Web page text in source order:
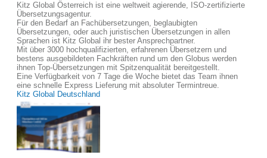
Kitz Global Österreich ist eine weltweit agierende, ISO-zertifizierte
Übersetzungsagentur.
Für den Bedarf an Fachübersetzungen, beglaubigten
Übersetzungen, oder auch juristischen Übersetzungen in allen
Sprachen ist Kitz Global ihr bester Ansprechpartner.
Mit über 3000 hochqualifizierten, erfahrenen Übersetzern und
bestens ausgebildeten Fachkräften rund um den Globus werden
ihnen Top-Übersetzungen mit Spitzenqualität bereitgestellt.
Eine Verfügbarkeit von 7 Tage die Woche bietet das Team ihnen
eine schnelle Express Lieferung mit absoluter Termintreue.
Kitz Global Deutschland